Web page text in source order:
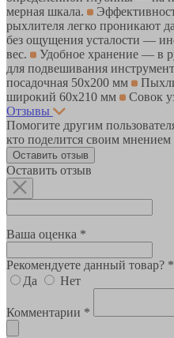
мерная шкала.
рыхлителя легко проникают
без ощущения усталости —
вес.
Удобное хранение — в
для подвешивания
посадочная 50х200 мм
широкий 60х210 мм
Совок
Отзывы
Помогите другим
кто поделится своим мнением
Оставить отзыв
Оставить отзыв
Ваша оценка *
Рекомендуете данный товар? *
Да
Нет
Комментарии *